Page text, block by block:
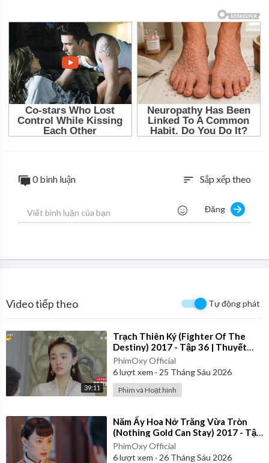
https://viet.tube/watch/
y9W1bW....hMUayCuP8/list/SmCLk
0 bình luận sort Sắp xếp theo
Đăng
Video tiếp theo Tự động phát
39:11
⁣Trạch Thiên Ký (Fighter Of The
Destiny) 2017 - Tập 36 | Thuyết
Minh
PhimOxy Official
6lượt xem · 25 Tháng Sáu 2026
Phim và Hoạt hình
⁣Năm Ấy Hoa Nở Trăng Vừa Tròn
(Nothing Gold Can Stay) 2017 - Tập
28 | Thuyết Minh
PhimOxy Official
6lượt xem · 26 Tháng Sáu 2026